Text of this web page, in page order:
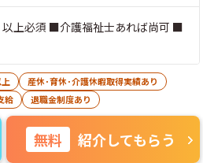
上必須 ■介護福祉士あれば尚可 ■
産休･育休･介護休暇取得実績あり
給 退職金制度あり
無料 紹介してもらう